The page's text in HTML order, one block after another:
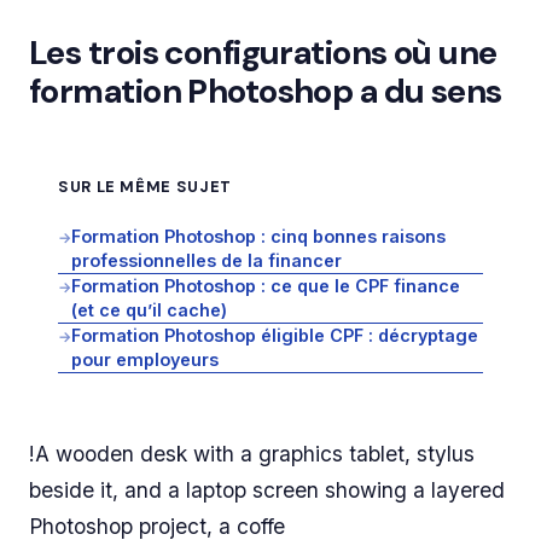
Les trois configurations où une
formation Photoshop a du sens
SUR LE MÊME SUJET
→Formation Photoshop : cinq bonnes raisons
professionnelles de la financer
→Formation Photoshop : ce que le CPF finance
(et ce qu’il cache)
→Formation Photoshop éligible CPF : décryptage
pour employeurs
!A wooden desk with a graphics tablet, stylus
beside it, and a laptop screen showing a layered
Photoshop project, a coffe